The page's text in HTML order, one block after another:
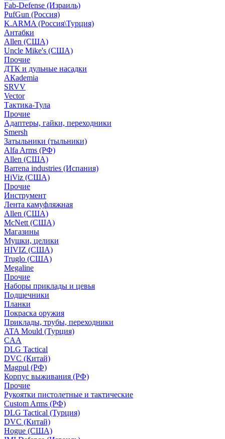
Fab-Defense (Израиль)
PufGun (Россия)
K.ARMA (Россия\Турция)
Антабки
Allen (США)
Uncle Mike's (США)
Прочие
ДТК и дульные насадки
АКademia
SRVV
Vector
Тактика-Тула
Прочие
Адаптеры, гайки, переходники
Smersh
Затыльники (тыльники)
Alfa Arms (РФ)
Allen (США)
Barrena industries (Испания)
HiViz (США)
Прочие
Инструмент
Лента камуфляжная
Allen (США)
McNett (США)
Магазины
Мушки, целики
HIVIZ (США)
Truglo (США)
Megaline
Прочие
Наборы приклады и цевья
Подщечники
Планки
Покраска оружия
Приклады, трубы, переходники
ATA Mould (Турция)
CAA
DLG Tactical
DVC (Китай)
Magpul (РФ)
Корпус выживания (РФ)
Прочие
Рукоятки пистолетные и тактические
Custom Arms (РФ)
DLG Tactical (Турция)
DVC (Китай)
Hogue (США)